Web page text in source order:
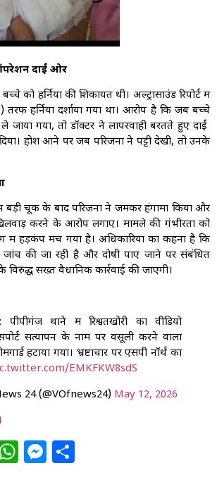
दाईं ओर
को हर्निया की शिकायत थी। अल्ट्रासाउंड रिपोर्ट में
हर्निया दर्शाया गया था। आरोप है कि जब बच्चे
गया, तो डॉक्टर ने लापरवाही बरतते हुए दाईं
होश आने पर जब परिजनों ने पट्टी देखी, तो उनके
बड़ी चूक के बाद परिजनों ने जमकर हंगामा किया और
करने के आरोप लगाए। मामले की गंभीरता को
में हड़कंप मच गया है। अधिकारियों का कहना है कि
की जा रही है और दोषी पाए जाने पर संबंधित
सख्त वैधानिक कार्रवाई की जाएगी।
: पीपीगंज थाने में रिश्वतखोरी का वीडियो
सत्यापन के नाम पर वसूली करने वाला
हटाया गया। भ्रष्टाचार पर एसपी नॉर्थ का
EMKFKW8sdS
24 (@VOfnews24) May 12, 2026
WhatsApp
Messenger